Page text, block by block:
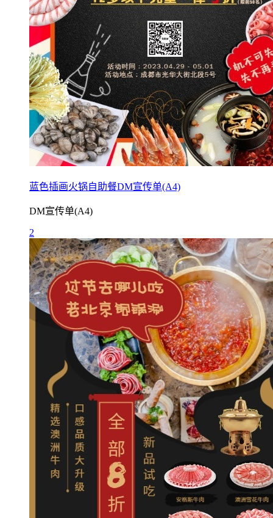
蓝色插画火锅自助餐DM宣传单(A4)
DM宣传单(A4)
2